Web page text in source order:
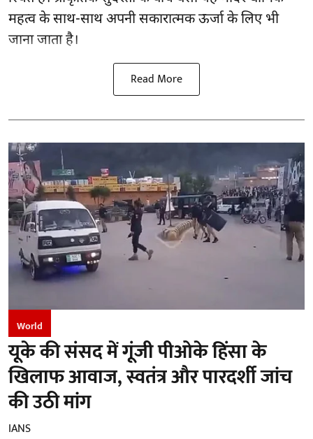
महत्व के साथ-साथ अपनी सकारात्मक ऊर्जा के लिए भी
जाना जाता है।
Read More
World
यूके की संसद में गूंजी पीओके हिंसा के
खिलाफ आवाज, स्वतंत्र और पारदर्शी जांच
की उठी मांग
IANS